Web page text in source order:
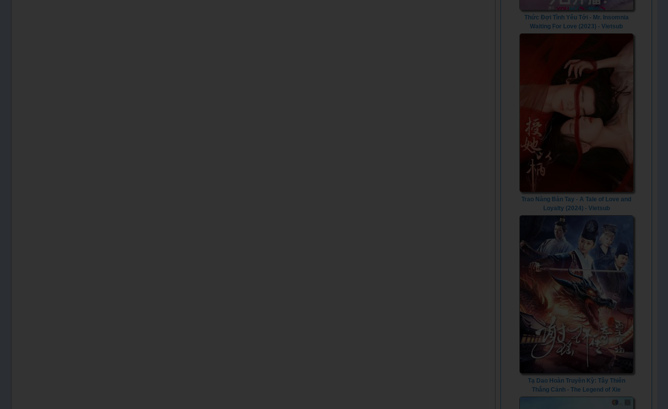
Thức Đợi Tình Yêu Tới - Mr. Insomnia
Waiting For Love (2023) - Vietsub
Trao Nàng Bàn Tay - A Tale of Love and
Loyalty (2024) - Vietsub
Tạ Dao Hoàn Truyền Kỳ: Tây Thiên
Thắng Cảnh - The Legend of Xie
Yaohuan (2024) - Vietsub